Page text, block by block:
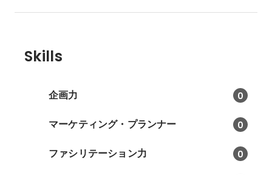
Skills
企画力 0
マーケティング・プランナー 0
ファシリテーション力 0